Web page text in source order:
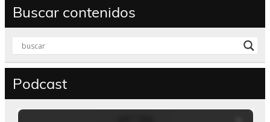
Buscar contenidos
Podcast